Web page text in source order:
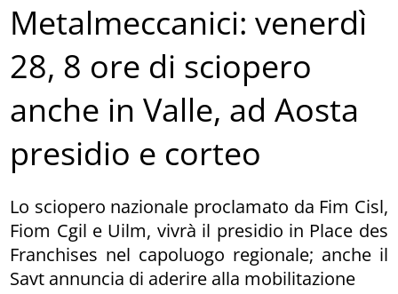
Metalmeccanici: venerdì
28, 8 ore di sciopero
anche in Valle, ad Aosta
presidio e corteo
Lo sciopero nazionale proclamato da Fim Cisl,
Fiom Cgil e Uilm, vivrà il presidio in Place des
Franchises nel capoluogo regionale; anche il
Savt annuncia di aderire alla mobilitazione